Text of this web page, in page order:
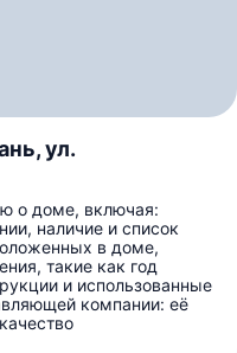
ул.
о доме, включая:
наличие и список
в доме,
такие как год
и использованные
компании: её